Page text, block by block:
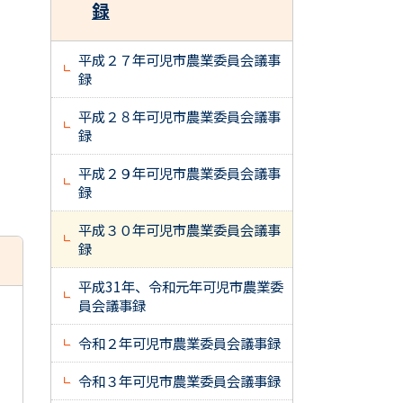
録
平成２７年可児市農業委員会議事
録
平成２８年可児市農業委員会議事
録
平成２９年可児市農業委員会議事
録
平成３０年可児市農業委員会議事
録
平成31年、令和元年可児市農業委
員会議事録
令和２年可児市農業委員会議事録
令和３年可児市農業委員会議事録